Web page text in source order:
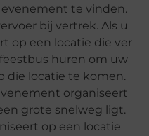
te vinden.
bij vertrek. Als u
op een locatie die ver
huren om uw
die locatie te komen.
organiseert
grote snelweg ligt.
op een locatie